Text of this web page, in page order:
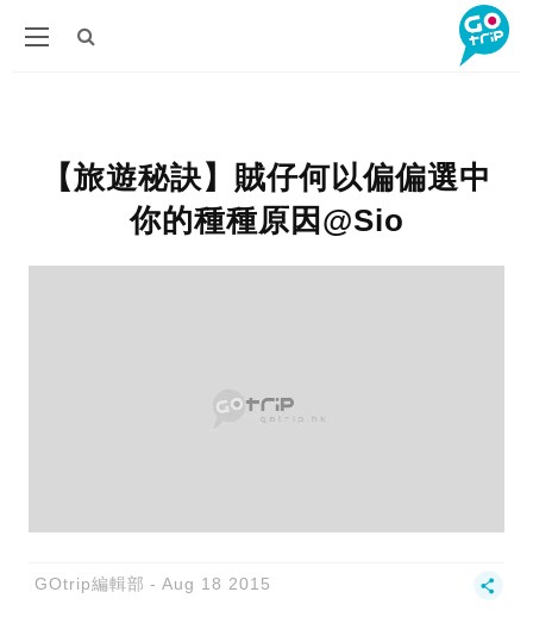
【旅遊秘訣】賊仔何以偏偏選中
你的種種原因@Sio
GOtrip編輯部 Aug 18 2015